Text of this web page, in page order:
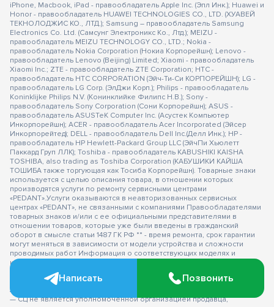
iPhone, Macbook, iPad - правообладатель Apple Inc. (Эпл Инк.); Huawei и
Honor - правообладатель HUAWEI TECHNOLOGIES CO., LTD. (ХУАВЕЙ
ТЕКНОЛОДЖИС КО., ЛТД.); Samsung – правообладатель Samsung
Electronics Co. Ltd. (Самсунг Электроникс Ко., Лтд.); MEIZU -
правообладатель MEIZU TECHNOLOGY CO., LTD.; Nokia -
правообладатель Nokia Corporation (Нокиа Корпорейшн); Lenovo -
правообладатель Lenovo (Beijing) Limited; Xiaomi - правообладатель
Xiaomi Inc.; ZTE - правообладатель ZTE Corporation; HTC -
правообладатель HTC CORPORATION (Эйч-Ти-Си КОРПОРЕЙШН); LG -
правообладатель LG Corp. (ЭлДжи Корп.); Philips - правообладатель
Koninklijke Philips N.V. (Конинклийке Филипс Н.В.); Sony -
правообладатель Sony Corporation (Сони Корпорейшн); ASUS -
правообладатель ASUSTeK Computer Inc. (Асустек Компьютер
Инкорпорейшн); ACER - правообладатель Acer Incorporated (Эйсер
Инкорпорейтед); DELL - правообладатель Dell Inc.(Делл Инк.); HP -
правообладатель HP Hewlett-Packard Group LLC (ЭйчПи Хьюлетт
Паккард Груп ЛЛК); Toshiba - правообладатель KABUSHIKI KAISHA
TOSHIBA, also trading as Toshiba Corporation (КАБУШИКИ КАЙША
ТОШИБА также торгующая как Тосиба Корпорейшн). Товарные знаки
используется с целью описания товара, в отношении которых
производятся услуги по ремонту сервисными центрами
«PEDANT».Услуги оказываются в неавторизованных сервисных
центрах «PEDANT», не связанными с компаниями Правообладателями
товарных знаков и/или с ее официальными представителями в
отношении товаров, которые уже были введены в гражданский
оборот в смысле статьи 1487 ГК РФ ** - время ремонта, срок гарантии
могут меняться в зависимости от модели устройства и сложности
проводимых работ Информация о соответствующих моделях и
комплектациях и их наличии, ценах, возможных выгодах и условиях
приобретения доступна в сервисных центрах Pedant.ru. Не является
публичной офертой.Оферта на сервисное обслуживание
Застрахованного имущества
— СЦ не является уполномоченной организацией продавца,
Написать Позвонить